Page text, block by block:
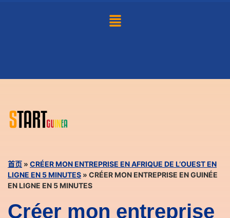
首页 » CRÉER MON ENTREPRISE EN AFRIQUE DE L’OUEST EN
LIGNE EN 5 MINUTES » CRÉER MON ENTREPRISE EN GUINÉE
EN LIGNE EN 5 MINUTES
Créer mon entreprise